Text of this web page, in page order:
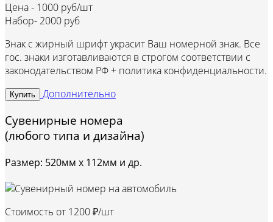
Цена - 1000 руб/шт
Набор- 2000 руб
Знак с жирный шрифт украсит Ваш номерной знак. Все
гос. знаки изготавливаются в строгом соответствии с
законодательством РФ + политика конфиденциальности.
Купить Дополнительно
Сувенирные номера
(любого типа и дизайна)
Размер: 520мм х 112мм и др.
Стоимость от 1200 ₽/шт